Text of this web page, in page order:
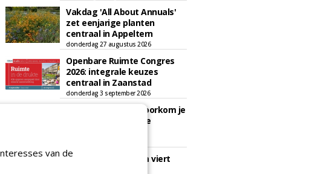
Vakdag 'All About Annuals'
zet eenjarige planten
centraal in Appeltern
donderdag 27 augustus 2026
Openbare Ruimte Congres
2026: integrale keuzes
centraal in Zaanstad
donderdag 3 september 2026
Lunchwebinar: zo voorkom je
dat natuurinclusieve
Rooftop Symposium viert
van de